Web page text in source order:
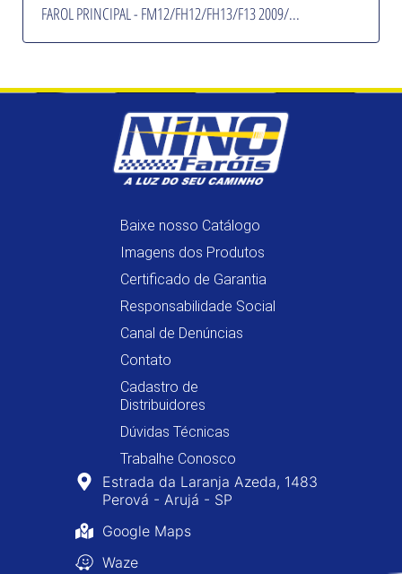
FAROL PRINCIPAL - FM12/FH12/FH13/F13 2009/...
Baixe nosso Catálogo
Imagens dos Produtos
Certificado de Garantia
Responsabilidade Social
Canal de Denúncias
Contato
Cadastro de
Distribuidores
Dúvidas Técnicas
Trabalhe Conosco
Estrada da Laranja Azeda, 1483
Perová - Arujá - SP
Google Maps
Waze